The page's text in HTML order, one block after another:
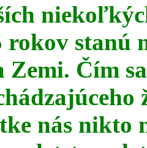
rokov stanú
Zemi. Čím
nás nikto